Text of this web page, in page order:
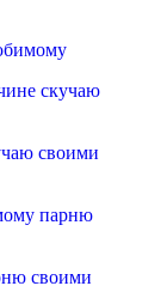
своими
своими